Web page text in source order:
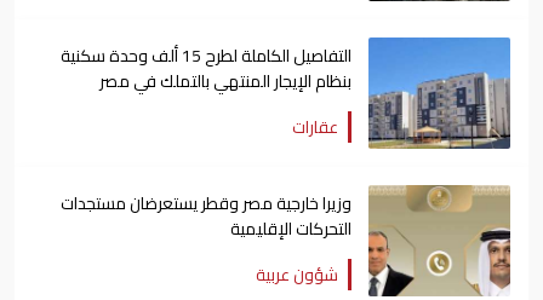
التفاصيل الكاملة لطرح 15 ألف وحدة سكنية
بنظام الإيجار المنتهي بالتملك في مصر
عقارات
وزيرا خارجية مصر وقطر يستعرضان مستجدات
التحركات الإقليمية
شؤون عربية